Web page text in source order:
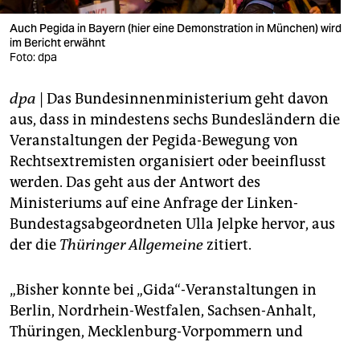
verlag
verlag
shop
fragen & hilfe
unterstützen
abo
genossenschaft
Auch Pegida in Bayern (hier eine Demonstration in München) wird
im Bericht erwähnt
Foto: dpa
dpa | Das Bundesinnenministerium geht davon
aus, dass in mindestens sechs Bundesländern die
Veranstaltungen der Pegida-Bewegung von
Rechtsextremisten organisiert oder beeinflusst
werden. Das geht aus der Antwort des
Ministeriums auf eine Anfrage der Linken-
Bundestagsabgeordneten Ulla Jelpke hervor, aus
der die Thüringer Allgemeinezitiert.
„Bisher konnte bei „Gida“-Veranstaltungen in
Berlin, Nordrhein-Westfalen, Sachsen-Anhalt,
Thüringen, Mecklenburg-Vorpommern und